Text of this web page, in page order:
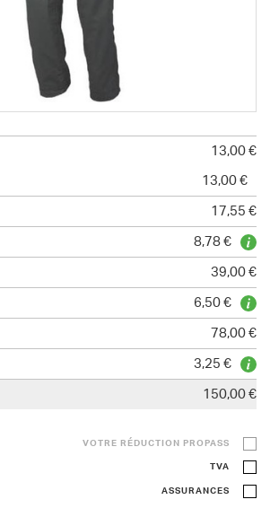
13,00 €
13,00 €
17,55 €
8,78 €
39,00 €
6,50 €
78,00 €
3,25 €
150,00 €
VOTRE RÉDUCTION PROPASS
TVA
ASSURANCES